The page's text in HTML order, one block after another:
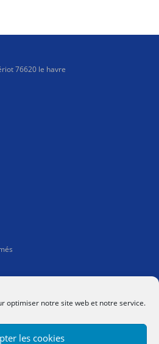
optimiser notre site web et notre service.
les cookies
76620 le havre